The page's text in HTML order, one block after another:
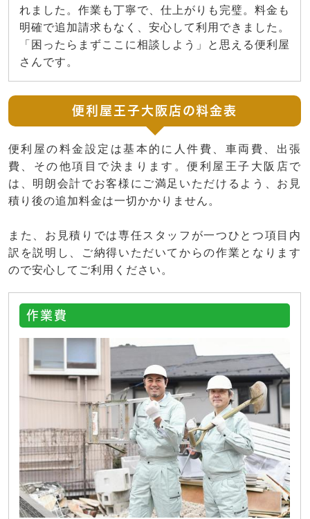
れました。作業も丁寧で、仕上がりも完璧。料金も
明確で追加請求もなく、安心して利用できました。
「困ったらまずここに相談しよう」と思える便利屋
さんです。
便利屋王子大阪店の料金表
便利屋の料金設定は基本的に人件費、車両費、出張
費、その他項目で決まります。便利屋王子大阪店で
は、明朗会計でお客様にご満足いただけるよう、お見
積り後の追加料金は一切かかりません。
また、お見積りでは専任スタッフが一つひとつ項目内
訳を説明し、ご納得いただいてからの作業となります
ので安心してご利用ください。
作業費